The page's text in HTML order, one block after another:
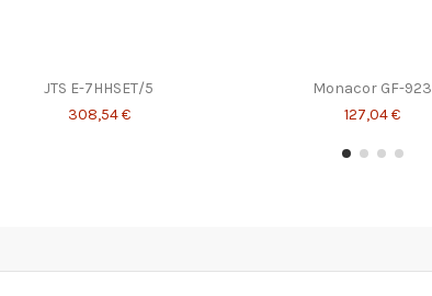
JTS E-7HHSET/5
308,54 €
Monacor GF-923
127,04 €